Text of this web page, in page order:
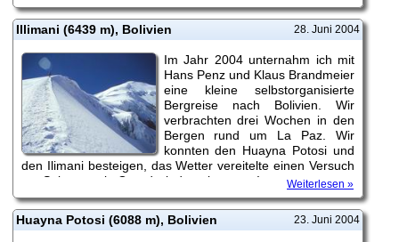
Illimani (6439 m), Bolivien 28. Juni 2004
Im Jahr 2004 unternahm ich mit
Hans Penz und Klaus Brandmeier
eine kleine selbstorganisierte
Bergreise nach Bolivien. Wir
verbrachten drei Wochen in den
Bergen rund um La Paz. Wir
konnten den Huayna Potosi und
den Ilimani besteigen, das Wetter vereitelte einen Versuch
am Sajama - ein Grund wiederzukommen!
Weiterlesen »
Huayna Potosi (6088 m), Bolivien 23. Juni 2004